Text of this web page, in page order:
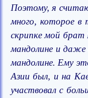
Поэтому, я
много, которое в
скрипке мой брат
мандолине и даже
мандолине. Ему
Азии был, и на
участвовал с